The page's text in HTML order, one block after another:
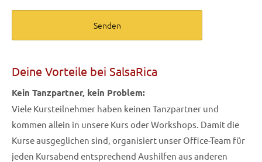
Vorname*
Deine Vorteile bei SalsaRica
Kein Tanzpartner, kein Problem:
Viele Kursteilnehmer haben keinen Tanzpartner und
kommen allein in unsere Kurs oder Workshops. Damit die
Kurse ausgeglichen sind, organisiert unser Office-Team für
jeden Kursabend entsprechend Aushilfen aus anderen